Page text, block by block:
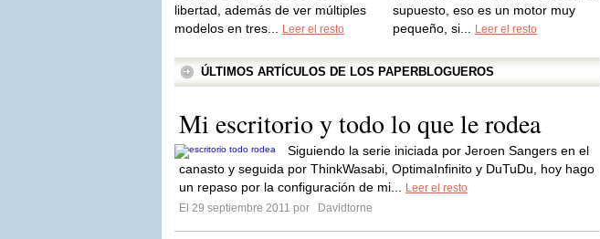
libertad, además de ver múltiples
modelos en tres...
Leer el resto
supuesto, eso es un motor muy
pequeño, si...
Leer el resto
ÚLTIMOS ARTÍCULOS DE LOS PAPERBLOGUEROS
Mi escritorio y todo lo que le rodea
Siguiendo la serie iniciada por Jeroen Sangers en el
canasto y seguida por ThinkWasabi, OptimaInfinito y DuTuDu, hoy hago
un repaso por la configuración de mi...
Leer el resto
El 29 septiembre 2011 por
Davidtorne